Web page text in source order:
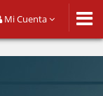
Mi Cuenta